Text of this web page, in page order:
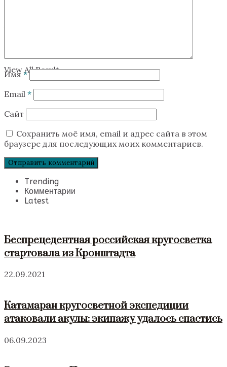
View All Result
Имя *
Email *
Сайт
Сохранить моё имя, email и адрес сайта в этом
браузере для последующих моих комментариев.
Trending
Комментарии
Latest
Беспрецедентная российская кругосветка
стартовала из Кронштадта
22.09.2021
Катамаран кругосветной экспедиции
атаковали акулы: экипажу удалось спастись
06.09.2023